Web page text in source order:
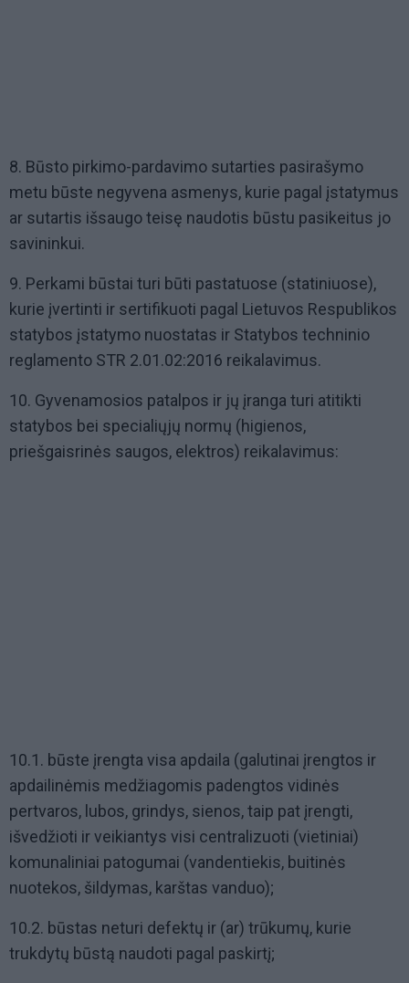
8. Būsto pirkimo-pardavimo sutarties pasirašymo
metu būste negyvena asmenys, kurie pagal įstatymus
ar sutartis išsaugo teisę naudotis būstu pasikeitus jo
savininkui.
9. Perkami būstai turi būti pastatuose (statiniuose),
kurie įvertinti ir sertifikuoti pagal Lietuvos Respublikos
statybos įstatymo nuostatas ir Statybos techninio
reglamento STR 2.01.02:2016 reikalavimus.
10. Gyvenamosios patalpos ir jų įranga turi atitikti
statybos bei specialiųjų normų (higienos,
priešgaisrinės saugos, elektros) reikalavimus:
10.1. būste įrengta visa apdaila (galutinai įrengtos ir
apdailinėmis medžiagomis padengtos vidinės
pertvaros, lubos, grindys, sienos, taip pat įrengti,
išvedžioti ir veikiantys visi centralizuoti (vietiniai)
komunaliniai patogumai (vandentiekis, buitinės
nuotekos, šildymas, karštas vanduo);
10.2. būstas neturi defektų ir (ar) trūkumų, kurie
trukdytų būstą naudoti pagal paskirtį;